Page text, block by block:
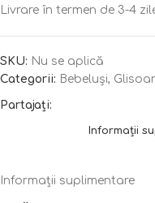
Livrare în termen de 3-4
SKU: Nu se aplică
Categorii: Bebeluși,
Partajați:
Informații
Informații suplimentare